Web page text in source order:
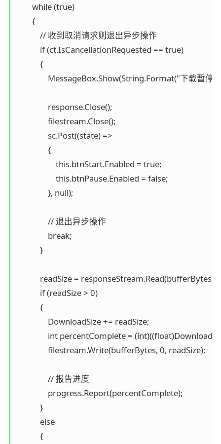
        while (true)
        {
            // 收到取消请求则退出异步操作
            if (ct.IsCancellationRequested == true)
            {
MessageBox.Show(String.Format("下载
                response.Close();
                filestream.Close();
                sc.Post((state) =>
                {
                    this.btnStart.Enabled = true;
                    this.btnPause.Enabled = false;
                }, null);
                // 退出异步操作
                break;
            }
readSize = responseStream.Read(bufferBytes,
            if (readSize > 0)
            {
                DownloadSize += readSize;
int percentComplete =
                filestream.Write(bufferBytes, 0, readSize);
                // 报告进度
                progress.Report(percentComplete);
            }
            else
            {